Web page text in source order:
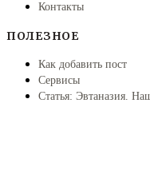
Контакты
ПОЛЕЗНОЕ
Как добавить пост
Сервисы
Статья: Эвтаназия.